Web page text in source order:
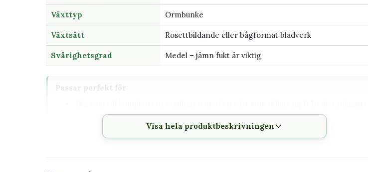
Växttyp Ormbunke
Växtsätt Rosettbildande eller bågformat bladverk
Svårighetsgrad Medel – jämn fukt är viktig
Passar perfekt för
krukväxterna
En placering där växtens behov av ljus och vattning kan följas
Visa hela produktbeskrivningen